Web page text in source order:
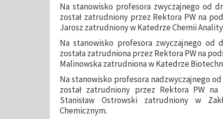
Na stanowisko profesora zwyczajnego od
został zatrudniony przez Rektora PW na
Jarosz zatrudniony w Katedrze Chemii
Na stanowisko profesora zwyczajnego od
została zatrudniona przez Rektora PW na
Malinowska zatrudniona w Katedrze
Na stanowisko profesora nadzwyczajnego
został zatrudniony przez Rektora PW
Stanisław Ostrowski zatrudniony w
Chemicznym.